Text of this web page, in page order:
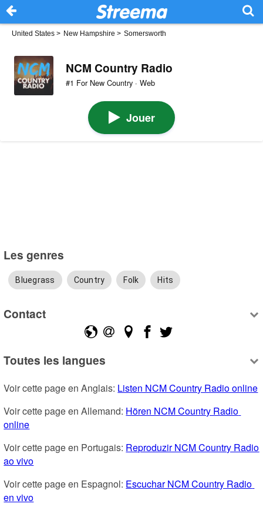
United States > New Hampshire > Somersworth
NCM Country Radio
#1 For New Country · Web
Jouer
Les genres
Bluegrass Country Folk Hits
Contact
Toutes les langues
Voir cette page en Anglais: Listen NCM Country Radio online
Voir cette page en Allemand: Hören NCM Country Radio
online
Voir cette page en Portugais: Reproduzir NCM Country Radio
ao vivo
Voir cette page en Espagnol: Escuchar NCM Country Radio
en vivo